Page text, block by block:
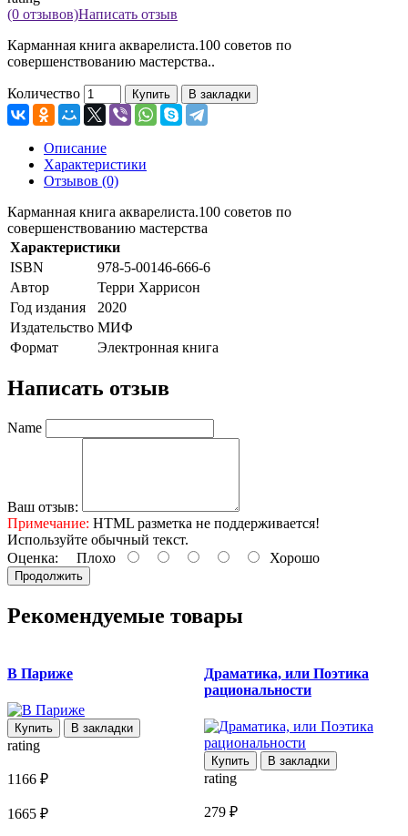
(0 отзывов)Написать отзыв
Карманная книга акварелиста.100 советов по
совершенствованию мастерства..
Количество Купить В закладки
Описание
Характеристики
Отзывов (0)
Карманная книга акварелиста.100 советов по
совершенствованию мастерства
Характеристики
ISBN
978-5-00146-666-6
Автор
Терри Харрисон
Год издания
2020
Издательство МИФ
Формат
Электронная книга
Написать отзыв
Name
Ваш отзыв:
Примечание: HTML разметка не поддерживается!
Используйте обычный текст.
Оценка: Плохо Хорошо
Продолжить
Рекомендуемые товары
В Париже
Купить В закладки
rating
1166 ₽
1665 ₽
Драматика, или Поэтика
рациональности
Купить В закладки
rating
279 ₽